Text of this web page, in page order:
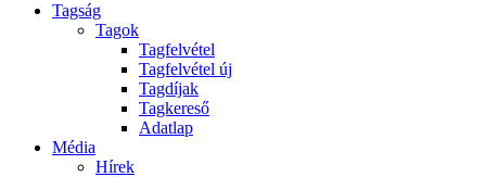
Tagság
Tagok
Tagfelvétel
Tagfelvétel új
Tagdíjak
Tagkereső
Adatlap
Média
Hírek